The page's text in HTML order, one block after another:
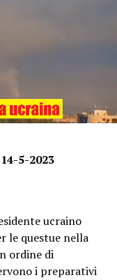
5-2023
ucraino
le questue nella
ordine di
i preparativi